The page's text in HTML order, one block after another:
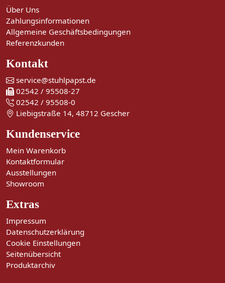
Über Uns
Zahlungsinformationen
Allgemeine Geschäftsbedingungen
Referenzkunden
Kontakt
service@stuhlpapst.de
02542 / 95508-27
02542 / 95508-0
Liebigstraße 14, 48712 Gescher
Kundenservice
Mein Warenkorb
Kontaktformular
Ausstellungen
Showroom
Extras
Impressum
Datenschutzerklärung
Cookie Einstellungen
Seitenübersicht
Produktarchiv